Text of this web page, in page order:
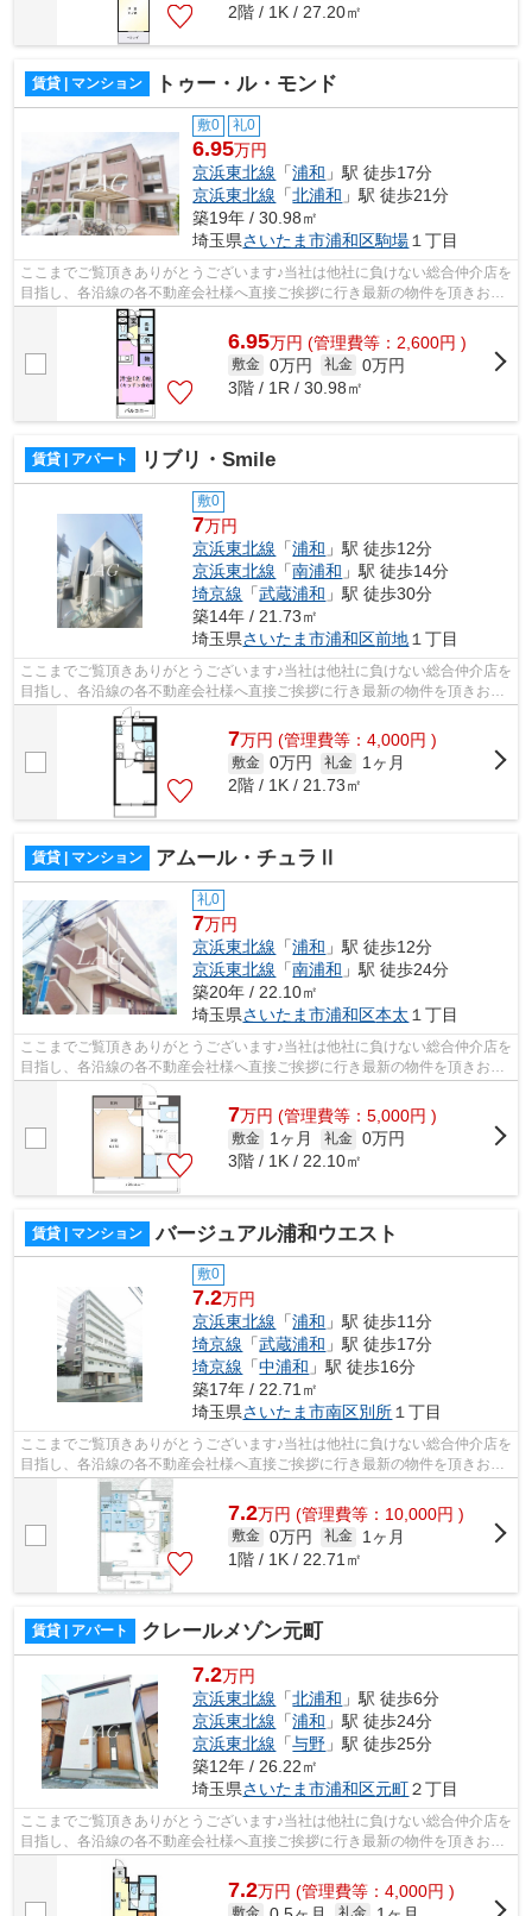
2階 / 1K / 27.20㎡
賃貸 | マンション トゥー・ル・モンド
敷0 礼0
6.95万円
京浜東北線 「浦和 」駅 徒歩17分
京浜東北線 「北浦和 」駅 徒歩21分
築19年 / 30.98㎡
埼玉県さいたま市浦和区駒場 １丁目
ここまでご覧頂きありがとうございます♪当社は他社に負けない総合仲介店を
目指し、各沿線の各不動産会社様へ直接ご挨拶に行き最新の物件を頂きお客
様へ提供しております！最新の情報は...
6.95万円 (管理費等：2,600円 )
敷金 0万円 礼金 0万円
3階 / 1R / 30.98㎡
賃貸 | アパート リブリ・Smile
敷0
7万円
京浜東北線 「浦和 」駅 徒歩12分
京浜東北線 「南浦和 」駅 徒歩14分
埼京線 「武蔵浦和 」駅 徒歩30分
築14年 / 21.73㎡
埼玉県さいたま市浦和区前地 １丁目
ここまでご覧頂きありがとうございます♪当社は他社に負けない総合仲介店を
目指し、各沿線の各不動産会社様へ直接ご挨拶に行き最新の物件を頂きお客
様へ提供しております！最新の情報は...
7万円 (管理費等：4,000円 )
敷金 0万円 礼金
1ヶ月
2階 / 1K / 21.73㎡
賃貸 | マンション アムール・チュラⅡ
礼0
7万円
京浜東北線 「浦和 」駅 徒歩12分
京浜東北線 「南浦和 」駅 徒歩24分
築20年 / 22.10㎡
埼玉県さいたま市浦和区本太 １丁目
ここまでご覧頂きありがとうございます♪当社は他社に負けない総合仲介店を
目指し、各沿線の各不動産会社様へ直接ご挨拶に行き最新の物件を頂きお客
様へ提供しております！最新の情報は...
7万円 (管理費等：5,000円 )
敷金 1ヶ月 礼金 0万円
3階 / 1K / 22.10㎡
賃貸 | マンション バージュアル浦和ウエスト
敷0
7.2万円
京浜東北線 「浦和 」駅 徒歩11分
埼京線 「武蔵浦和 」駅 徒歩17分
埼京線 「中浦和 」駅 徒歩16分
築17年 / 22.71㎡
埼玉県さいたま市南区別所１丁目
ここまでご覧頂きありがとうございます♪当社は他社に負けない総合仲介店を
目指し、各沿線の各不動産会社様へ直接ご挨拶に行き最新の物件を頂きお客
様へ提供しております！最新の情報は...
7.2万円 (管理費等：10,000円 )
敷金 0万円 礼金
1ヶ月
1階 / 1K / 22.71㎡
賃貸 | アパート クレールメゾン元町
7.2万円
京浜東北線 「北浦和 」駅 徒歩6分
京浜東北線 「浦和 」駅 徒歩24分
京浜東北線 「与野 」駅 徒歩25分
築12年 / 26.22㎡
埼玉県さいたま市浦和区元町２丁目
ここまでご覧頂きありがとうございます♪当社は他社に負けない総合仲介店を
目指し、各沿線の各不動産会社様へ直接ご挨拶に行き最新の物件を頂きお客
様へ提供しております！最新の情報は...
7.2万円 (管理費等：4,000円 )